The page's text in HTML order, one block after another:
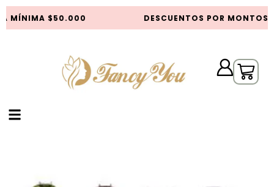
MÍNIMA $50.000 DESCUENTOS POR MONTOS